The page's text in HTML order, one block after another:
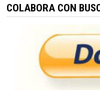
COLABORA CON